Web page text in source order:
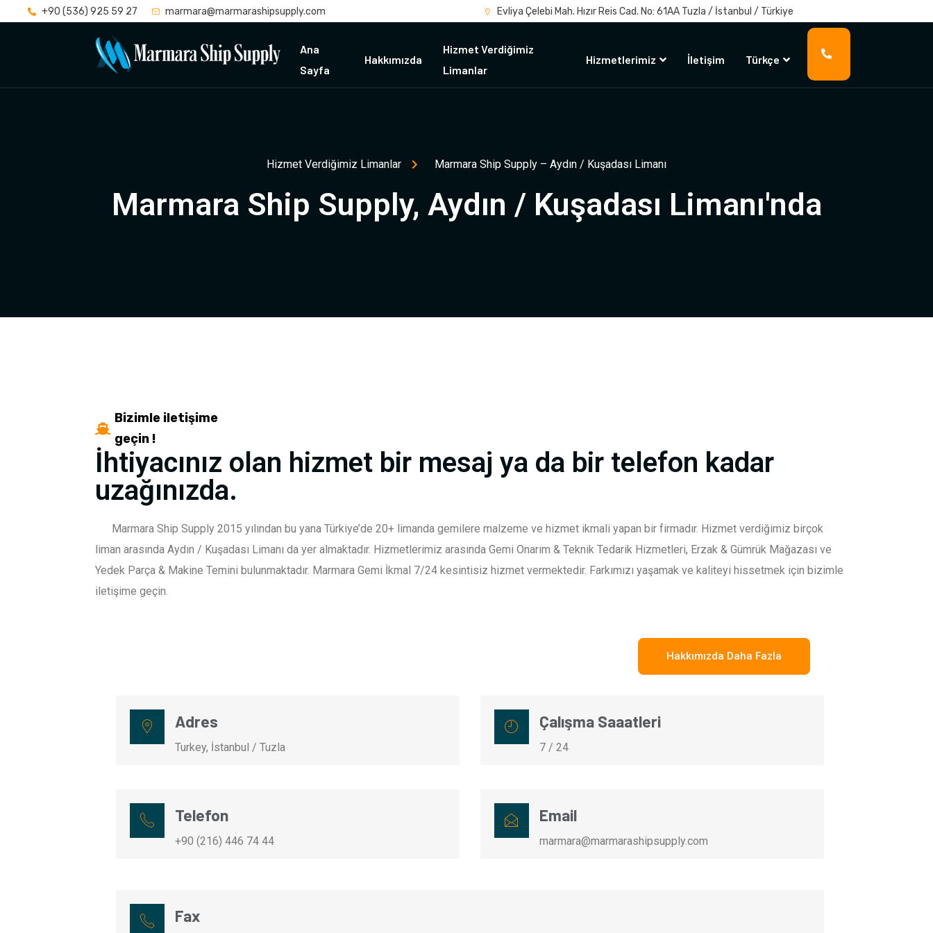
+90 (536) 925 59 27 marmara@marmarashipsupply.com Evliya Çelebi Mah. Hızır Reis Cad. No: 61AA Tuzla / İstanbul / Türkiye
Ana
Sayfa
Hakkımızda
Hizmet Verdiğimiz
Limanlar
Hizmetlerimiz İletişim Türkçe
Hizmet Verdiğimiz Limanlar Marmara Ship Supply – Aydın / Kuşadası Limanı
Marmara Ship Supply, Aydın / Kuşadası Limanı'nda
Bizimle iletişime
geçin !
İhtiyacınız olan hizmet bir mesaj ya da bir telefon kadar
uzağınızda.
Marmara Ship Supply 2015 yılından bu yana Türkiye’de 20+ limanda gemilere malzeme ve hizmet ikmali yapan bir firmadır. Hizmet verdiğimiz birçok
liman arasında Aydın / Kuşadası Limanı da yer almaktadır. Hizmetlerimiz arasında Gemi Onarım & Teknik Tedarik Hizmetleri, Erzak & Gümrük Mağazası ve
Yedek Parça & Makine Temini bulunmaktadır. Marmara Gemi İkmal 7/24 kesintisiz hizmet vermektedir. Farkımızı yaşamak ve kaliteyi hissetmek için bizimle
iletişime geçin.
Hakkımızda Daha Fazla
Adres
Turkey, İstanbul / Tuzla
Çalışma Saaatleri
7 / 24
Telefon
+90 (216) 446 74 44
Email
marmara@marmarashipsupply.com
Fax